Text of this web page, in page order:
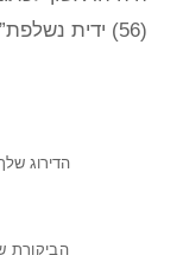
(56) ידית נשלפת”
הדירוג